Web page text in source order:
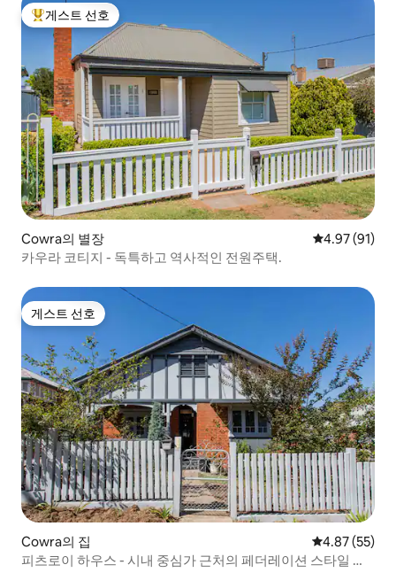
상위 게스트 선호
게스트 선호
Cowra의 별장 평점 4.97점
4.97 (91)
카우라 코티지 - 독특하고 역사적인 전원주택.
게스트 선호
게스트 선호
Cowra의 집 평점 4.87점(5
4.87 (55)
피츠로이 하우스 - 시내 중심가 근처의 페더레이션 스타일 매